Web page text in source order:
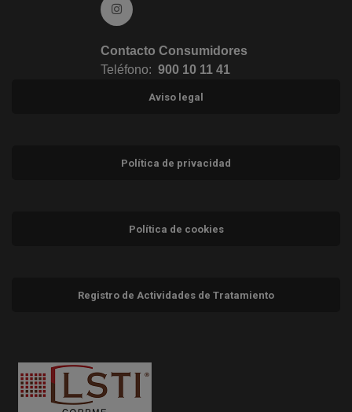
Ir a Instagram (abre en ventana nueva)
Contacto Consumidores
Teléfono: 900 10 11 41
Aviso legal
Política de privacidad
Política de cookies
Registro de Actividades de Tratamiento